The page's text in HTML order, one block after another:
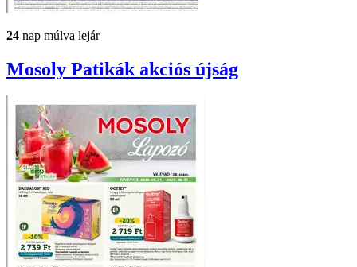
24 nap múlva lejár
Mosoly Patikák akciós újság